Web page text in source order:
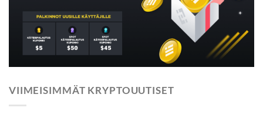
VIIMEISIMMÄT KRYPTOUUTISET